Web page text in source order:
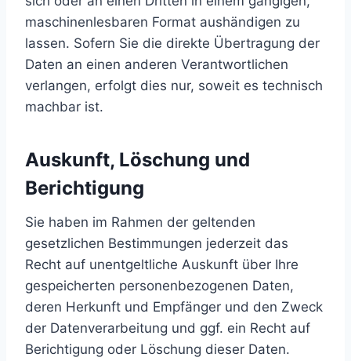
maschinenlesbaren Format aushändigen zu
lassen. Sofern Sie die direkte Übertragung der
Daten an einen anderen Verantwortlichen
verlangen, erfolgt dies nur, soweit es technisch
machbar ist.
Auskunft, Löschung und
Berichtigung
Sie haben im Rahmen der geltenden
gesetzlichen Bestimmungen jederzeit das
Recht auf unentgeltliche Auskunft über Ihre
gespeicherten personenbezogenen Daten,
deren Herkunft und Empfänger und den Zweck
der Datenverarbeitung und ggf. ein Recht auf
Berichtigung oder Löschung dieser Daten.